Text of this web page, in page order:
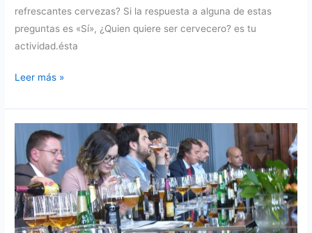
refrescantes cervezas? Si la respuesta a alguna de estas
preguntas es «Sí», ¿Quien quiere ser cervecero? es tu
actividad.ésta
¿Quién
ser
cervecero?
Leer más »